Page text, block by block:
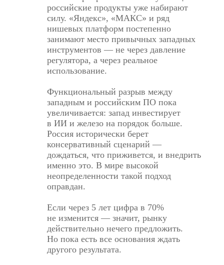
российские продукты уже набирают
силу. «Яндекс», «МАКС» и ряд
нишевых платформ постепенно
занимают место привычных западных
инструментов — не через давление
регулятора, а через реальное
использование.
Функциональный разрыв между
западным и российским ПО пока
увеличивается: запад инвестирует
в ИИ и железо на порядок больше.
Россия исторически берет
консервативный сценарий —
дождаться, что приживется, и внедрить
именно это. В мире высокой
неопределенности такой подход
оправдан.
Если через 5 лет цифра в 70%
не изменится — значит, рынку
действительно нечего предложить.
Но пока есть все основания ждать
другого результата.